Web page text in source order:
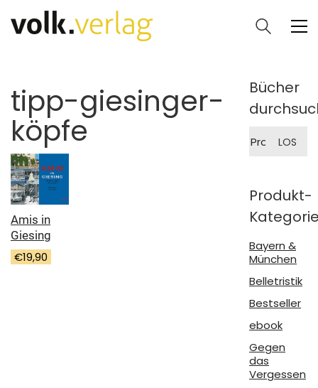
tipp-giesinger-
köpfe
Amis in
Giesing
€19,90
Bücher
nach:
LOS
Produkt-
Bayern &
München
Belletristik
Bestseller
ebook
Gegen
das
Vergessen